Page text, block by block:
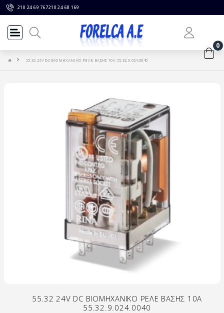
210 24 69 767210 24 68 169
0
55.32 24V DC ΒΙΟΜΗΧΑΝΙΚΟ ΡΕΛΕ ΒΑΣΗΣ 10Α 55.32.9.024.0040
55.32 24V DC ΒΙΟΜΗΧΑΝΙΚΟ ΡΕΛΕ ΒΑΣΗΣ 10Α
55.32.9.024.0040